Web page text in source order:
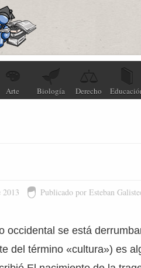
Arte Biología Derecho
2013 Publicado por Esteban
occidental se está
del término «cultura») es